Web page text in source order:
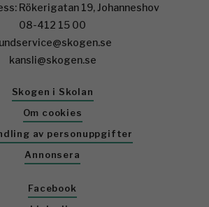
Rökerigatan 19, Johanneshov
08-412 15 00
kansli@skogen.se
Skogen i Skolan
Om cookies
av personuppgifter
Annonsera
Facebook